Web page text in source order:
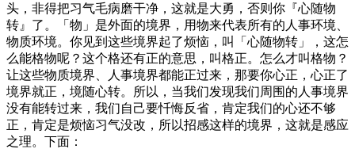
头，非得把习气毛病磨干净，这就是大勇，否则你『心随物
转』了。「物」是外面的境界，用物来代表所有的人事环境、
物质环境。你见到这些境界起了烦恼，叫「心随物转」，这怎
么能格物呢？这个格还有正的意思，叫格正。怎么才叫格物？
让这些物质境界、人事境界都能正过来，那要你心正，心正了
境界就正，境随心转。所以，当我们发现我们周围的人事境界
没有能转过来，我们自己要忏悔反省，肯定我们的心还不够
正，肯定是烦恼习气没改，所以招感这样的境界，这就是感应
之理。下面：